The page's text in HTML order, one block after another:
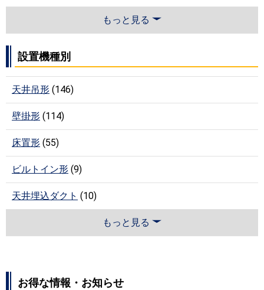
もっと見る
設置機種別
天井吊形 (146)
壁掛形 (114)
床置形 (55)
ビルトイン形 (9)
天井埋込ダクト (10)
もっと見る
お得な情報・お知らせ